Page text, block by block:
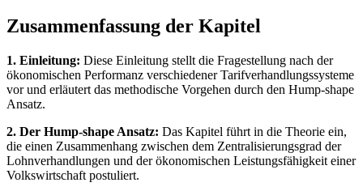
Zusammenfassung der Kapitel
1. Einleitung: Diese Einleitung stellt die Fragestellung nach der
ökonomischen Performanz verschiedener Tarifverhandlungssysteme
vor und erläutert das methodische Vorgehen durch den Hump-shape
Ansatz.
2. Der Hump-shape Ansatz: Das Kapitel führt in die Theorie ein,
die einen Zusammenhang zwischen dem Zentralisierungsgrad der
Lohnverhandlungen und der ökonomischen Leistungsfähigkeit einer
Volkswirtschaft postuliert.